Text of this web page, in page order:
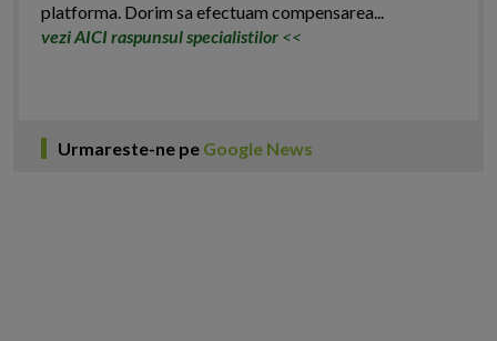
platforma. Dorim sa efectuam compensarea...
vezi AICI raspunsul specialistilor <<
Urmareste-ne pe Google News